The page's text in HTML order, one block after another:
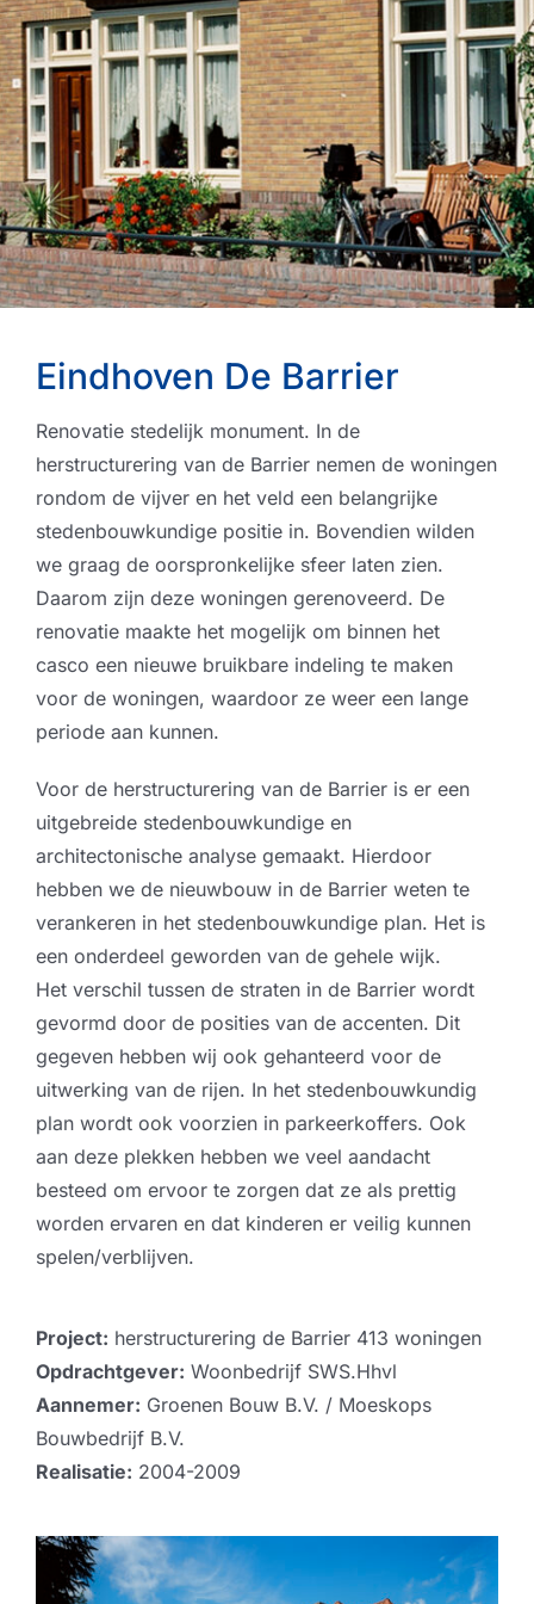
Eindhoven De Barrier
Renovatie stedelijk monument. In de
herstructurering van de Barrier nemen de woningen
rondom de vijver en het veld een belangrijke
stedenbouwkundige positie in. Bovendien wilden
we graag de oorspronkelijke sfeer laten zien.
Daarom zijn deze woningen gerenoveerd. De
renovatie maakte het mogelijk om binnen het
casco een nieuwe bruikbare indeling te maken
voor de woningen, waardoor ze weer een lange
periode aan kunnen.
Voor de herstructurering van de Barrier is er een
uitgebreide stedenbouwkundige en
architectonische analyse gemaakt. Hierdoor
hebben we de nieuwbouw in de Barrier weten te
verankeren in het stedenbouwkundige plan. Het is
een onderdeel geworden van de gehele wijk.
Het verschil tussen de straten in de Barrier wordt
gevormd door de posities van de accenten. Dit
gegeven hebben wij ook gehanteerd voor de
uitwerking van de rijen. In het stedenbouwkundig
plan wordt ook voorzien in parkeerkoffers. Ook
aan deze plekken hebben we veel aandacht
besteed om ervoor te zorgen dat ze als prettig
worden ervaren en dat kinderen er veilig kunnen
spelen/verblijven.
Project: herstructurering de Barrier 413 woningen
Opdrachtgever: Woonbedrijf SWS.Hhvl
Aannemer: Groenen Bouw B.V. / Moeskops
Bouwbedrijf B.V.
Realisatie: 2004-2009